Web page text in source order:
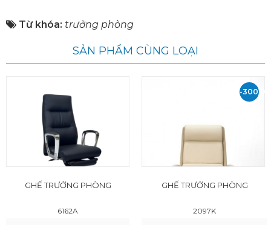
Từ khóa: trưởng phòng
SẢN PHẨM CÙNG LOẠI
GHẾ TRƯỞNG PHÒNG
6162A
-
GHẾ TRƯỞNG PHÒNG
2097K